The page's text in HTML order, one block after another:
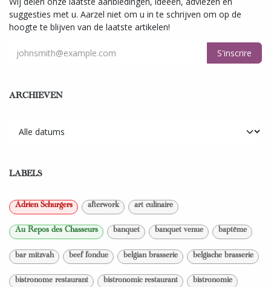
suggesties met u. Aarzel niet om u in te schrijven om op de
hoogte te blijven van de laatste artikelen!
S'inscrire
ARCHIEVEN
LABELS
Adrien Schurgers afterwork art culinaire
Au Repos des Chasseurs banquet banquet venue baptême
bar mitzvah beef fondue belgian brasserie belgische brasserie
bistronome restaurant bistronomic restaurant bistronomie